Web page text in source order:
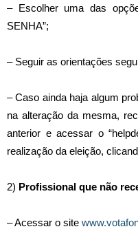
– Escolher uma das
SENHA”;
– Seguir as orientações
– Caso ainda haja algum
na alteração da mesma,
anterior e acessar o
realização da eleição,
2) Profissional que não
– Acessar o site